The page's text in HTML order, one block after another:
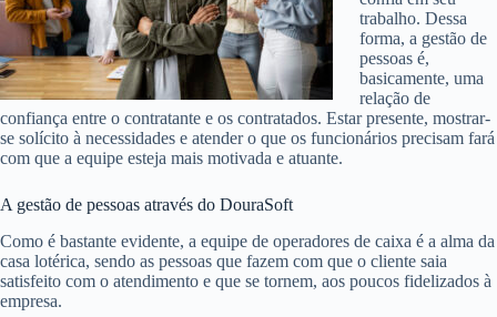
trabalho. Dessa
forma, a gestão de
pessoas é,
basicamente, uma
relação de
confiança entre o contratante e os contratados. Estar presente, mostrar-
se solícito à necessidades e atender o que os funcionários precisam fará
com que a equipe esteja mais motivada e atuante.
A gestão de pessoas através do DouraSoft
Como é bastante evidente, a equipe de operadores de caixa é a alma da
casa lotérica, sendo as pessoas que fazem com que o cliente saia
satisfeito com o atendimento e que se tornem, aos poucos fidelizados à
empresa.